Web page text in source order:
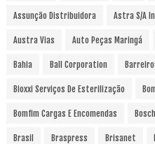
Assunção Distribuidora Astra S/A
Austra Vias Auto Peças Maringá
Bahia Ball Corporation
Bioxxi Serviços De Esterilização
Bomfim Cargas E Encomendas Bosch
Brasil Braspress Brisanet